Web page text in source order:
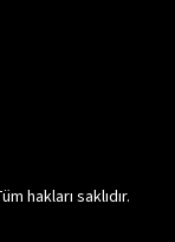
hakları saklıdır.